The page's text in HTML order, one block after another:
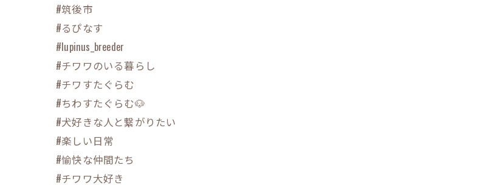
#筑後市
#るぴなす
#lupinus_breeder
#チワワのいる暮らし
#チワすたぐらむ
#ちわすたぐらむ🐶
#犬好きな人と繋がりたい
#楽しい日常
#愉快な仲間たち
#チワワ大好き